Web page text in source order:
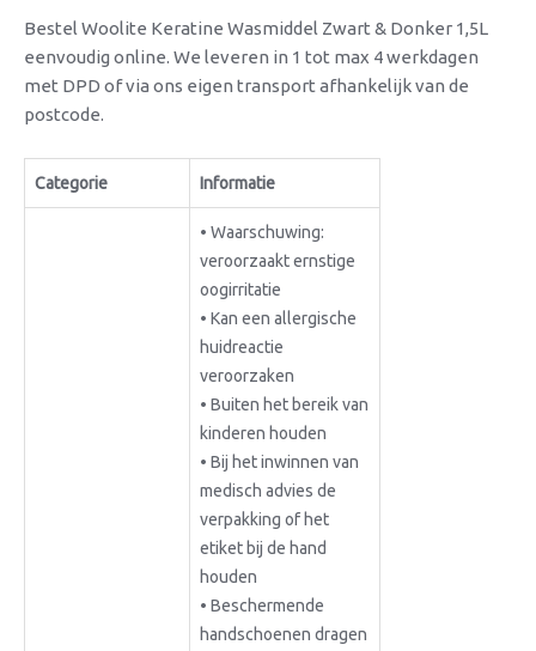
Bestel Woolite Keratine Wasmiddel Zwart & Donker 1,5L
eenvoudig online. We leveren in 1 tot max 4 werkdagen
met DPD of via ons eigen transport afhankelijk van de
postcode.
Categorie Informatie
• Waarschuwing:
veroorzaakt ernstige
oogirritatie
• Kan een allergische
huidreactie
veroorzaken
• Buiten het bereik van
kinderen houden
• Bij het inwinnen van
medisch advies de
verpakking of het
etiket bij de hand
houden
• Beschermende
handschoenen dragen